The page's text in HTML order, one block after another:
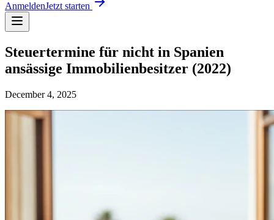
AnmeldenJetzt starten
Steuertermine für nicht in Spanien
ansässige Immobilienbesitzer (2022)
December 4, 2025